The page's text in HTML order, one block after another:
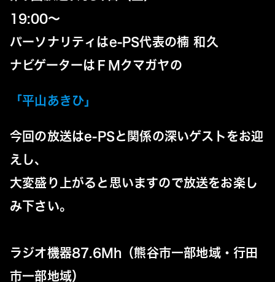
19:00～
パーソナリティはe-PS代表の楠 和久
ナビゲーターはＦＭクマガヤの
「平山あきひ 」
今回の放送はe-PSと関係の深いゲストをお迎
えし、
大変盛り上がると思いますので放送をお楽し
み下さい。
ラジオ機器87.6Mh （熊谷市一部地域・行田
市一部地域）